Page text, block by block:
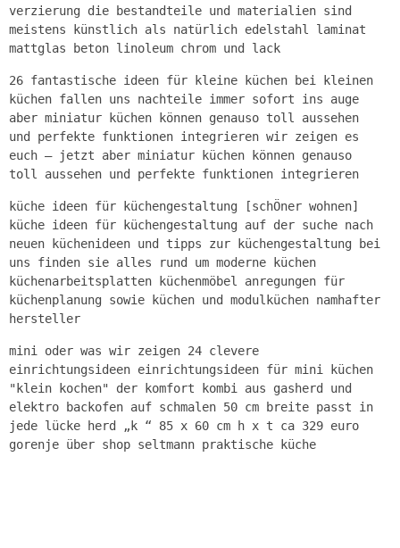
verzierung die bestandteile und materialien sind
meistens künstlich als natürlich edelstahl laminat
mattglas beton linoleum chrom und lack
26 fantastische ideen für kleine küchen bei kleinen
küchen fallen uns nachteile immer sofort ins auge
aber miniatur küchen können genauso toll aussehen
und perfekte funktionen integrieren wir zeigen es
euch – jetzt aber miniatur küchen können genauso
toll aussehen und perfekte funktionen integrieren
küche ideen für küchengestaltung [schÖner wohnen]
küche ideen für küchengestaltung auf der suche nach
neuen küchenideen und tipps zur küchengestaltung bei
uns finden sie alles rund um moderne küchen
küchenarbeitsplatten küchenmöbel anregungen für
küchenplanung sowie küchen und modulküchen namhafter
hersteller
mini oder was wir zeigen 24 clevere
einrichtungsideen einrichtungsideen für mini küchen
"klein kochen" der komfort kombi aus gasherd und
elektro backofen auf schmalen 50 cm breite passt in
jede lücke herd „k “ 85 x 60 cm h x t ca 329 euro
gorenje über shop seltmann praktische küche